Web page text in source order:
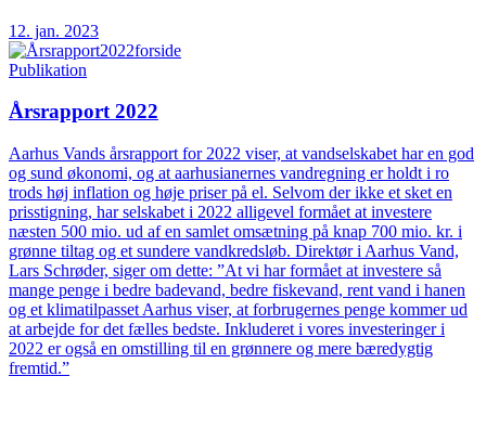
12. jan. 2023
Publikation
Årsrapport 2022
Aarhus Vands årsrapport for 2022 viser, at vandselskabet har en god
og sund økonomi, og at aarhusianernes vandregning er holdt i ro
trods høj inflation og høje priser på el. Selvom der ikke et sket en
prisstigning, har selskabet i 2022 alligevel formået at investere
næsten 500 mio. ud af en samlet omsætning på knap 700 mio. kr. i
grønne tiltag og et sundere vandkredsløb. Direktør i Aarhus Vand,
Lars Schrøder, siger om dette: ”At vi har formået at investere så
mange penge i bedre badevand, bedre fiskevand, rent vand i hanen
og et klimatilpasset Aarhus viser, at forbrugernes penge kommer ud
at arbejde for det fælles bedste. Inkluderet i vores investeringer i
2022 er også en omstilling til en grønnere og mere bæredygtig
fremtid.”